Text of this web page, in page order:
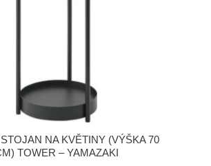
NA KVĚTINY (VÝŠKA 70
TOWER – YAMAZAKI